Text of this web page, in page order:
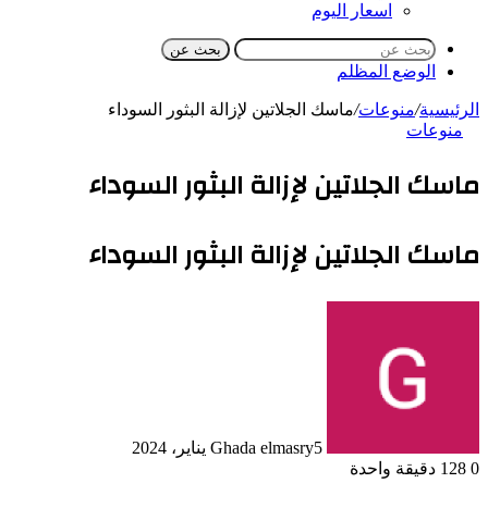
اسعار اليوم
بحث عن
الوضع المظلم
الرئيسية/منوعات/ماسك الجلاتين لإزالة البثور السوداء
منوعات
ماسك الجلاتين لإزالة البثور السوداء
ماسك الجلاتين لإزالة البثور السوداء
Ghada elmasry5 يناير، 2024
0
دقيقة واحدة